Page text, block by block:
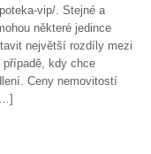
vip/. Stejné a
některé jedince
největší rozdíly mezi
případě, kdy chce
Ceny nemovitostí